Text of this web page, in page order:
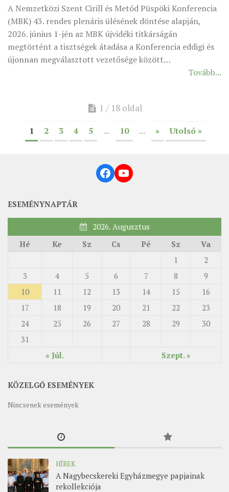
A Nemzetközi Szent Cirill és Metód Püspöki Konferencia
(MBK) 43. rendes plenáris ülésének döntése alapján,
2026. június 1-jén az MBK újvidéki titkárságán
megtörtént a tisztségek átadása a Konferencia eddigi és
újonnan megválasztott vezetősége között…
Tovább...
1 / 18 oldal
1 2 3 4 5 ... 10 ... » Utolsó »
Facebook
YouTube
ESEMÉNYNAPTÁR
2026. Augusztus
Hé
Ke Sz Cs Pé Sz Va
« Júl. Szept. »
1
2
3
4 5 6 7 8
9
10
11 12 13 14 15
16
17
18 19 20 21 22
23
24
25 26 27 28 29
30
31
KÖZELGŐ ESEMÉNYEK
Nincsenek események
HÍREK
A Nagybecskereki Egyházmegye papjainak
rekollekciója